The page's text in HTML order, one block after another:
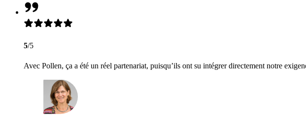
5/5
Avec Pollen, ça a été un réel partenariat, puisqu’ils ont su intégrer directement notre